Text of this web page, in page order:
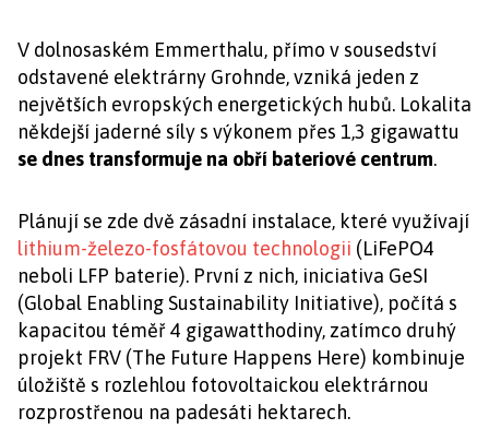
V dolnosaském Emmerthalu, přímo v sousedství
odstavené elektrárny Grohnde, vzniká jeden z
největších evropských energetických hubů. Lokalita
někdejší jaderné síly s výkonem přes 1,3 gigawattu
se dnes transformuje na obří bateriové centrum.
Plánují se zde dvě zásadní instalace, které využívají
lithium-železo-fosfátovou technologii (LiFePO4
neboli LFP baterie). První z nich, iniciativa GeSI
(Global Enabling Sustainability Initiative), počítá s
kapacitou téměř 4 gigawatthodiny, zatímco druhý
projekt FRV (The Future Happens Here) kombinuje
úložiště s rozlehlou fotovoltaickou elektrárnou
rozprostřenou na padesáti hektarech.